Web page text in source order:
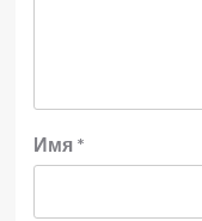
Имя *